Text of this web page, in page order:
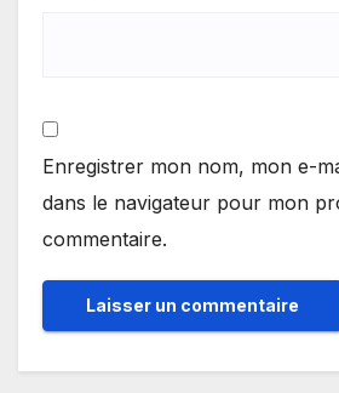
Enregistrer mon nom, mon e-
dans le navigateur pour mon
commentaire.